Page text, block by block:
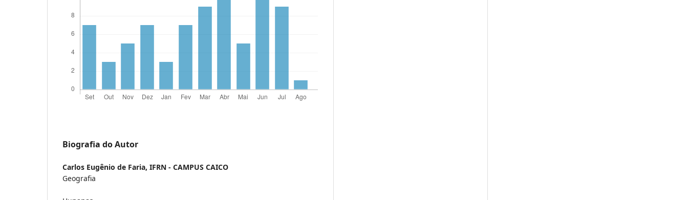
Biografia do Autor
Carlos Eugênio de Faria, IFRN - CAMPUS CAICO
Geografia